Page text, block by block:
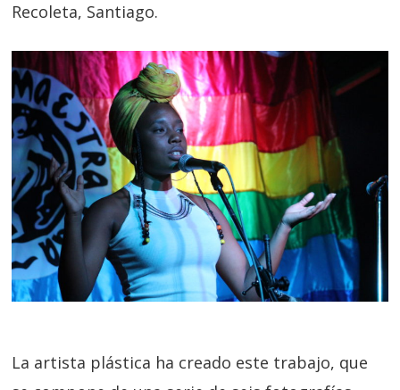
Recoleta, Santiago.
La artista plástica ha creado este trabajo, que